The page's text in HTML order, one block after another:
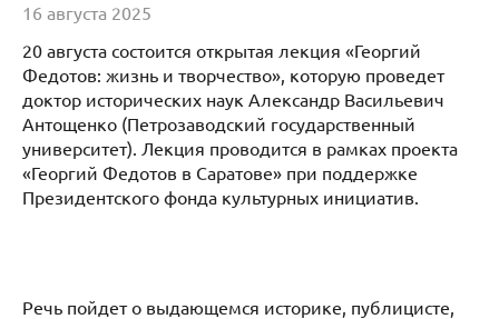
16 августа 2025
20 августа состоится открытая лекция «Георгий
Федотов: жизнь и творчество», которую проведет
доктор исторических наук Александр Васильевич
Антощенко (Петрозаводский государственный
университет). Лекция проводится в рамках проекта
«Георгий Федотов в Саратове» при поддержке
Президентского фонда культурных инициатив.
Речь пойдет о выдающемся историке, публицисте,